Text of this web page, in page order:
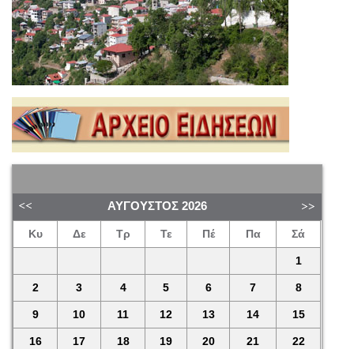
ΑΎΓΟΥΣΤΟΣ 2026
Κυ Δε Τρ Τε Πέ Πα Σά
1
2 3 4 5 6 7 8
9 10 11 12 13 14 15
16 17 18 19 20 21 22